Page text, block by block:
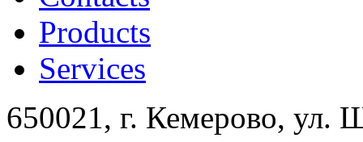
Products
Services
650021, г. Кемерово, ул.